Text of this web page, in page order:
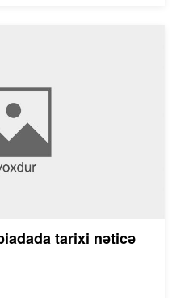
tarixi nəticə